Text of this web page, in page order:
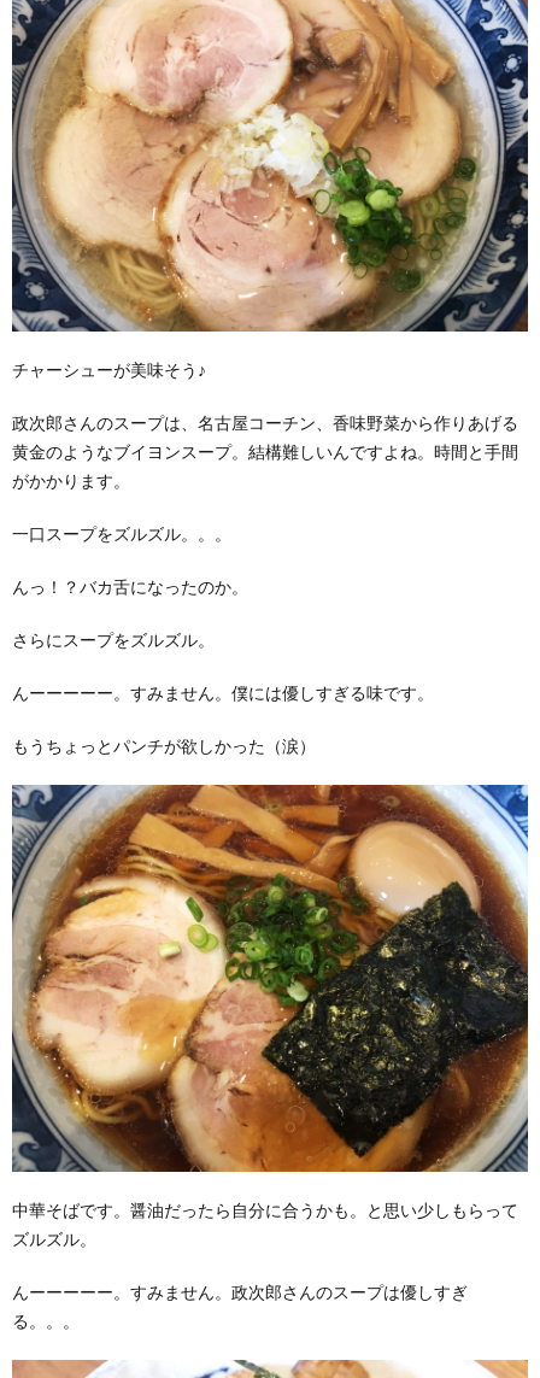
チャーシューが美味そう♪
政次郎さんのスープは、名古屋コーチン、香味野菜から作りあげる
黄金のようなブイヨンスープ。結構難しいんですよね。時間と手間
がかかります。
一口スープをズルズル。。。
んっ！？バカ舌になったのか。
さらにスープをズルズル。
んーーーーー。すみません。僕には優しすぎる味です。
もうちょっとパンチが欲しかった（涙）
中華そばです。醤油だったら自分に合うかも。と思い少しもらって
ズルズル。
んーーーーー。すみません。政次郎さんのスープは優しすぎ
る。。。